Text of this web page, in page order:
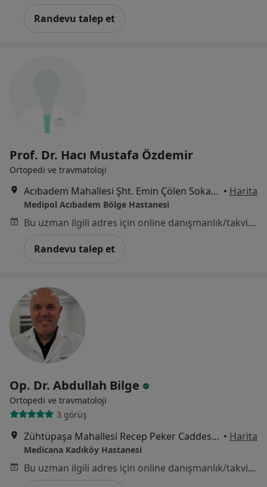
Randevu talep et
Prof. Dr. Hacı Mustafa Özdemir
Ortopedi ve travmatoloji
Acıbadem Mahallesi Şht. Emin Çölen Sokağı No:4, Kadıköy • Harita
Medipol Acıbadem Bölge Hastanesi
Bu uzman ilgili adres için online danışmanlık/takvim sunmuyor.
Randevu talep et
Op. Dr. Abdullah Bilge
Ortopedi ve travmatoloji
3 görüş
Zühtüpaşa Mahallesi Recep Peker Caddesi No:11, Kadıköy • Harita
Medicana Kadıköy Hastanesi
Bu uzman ilgili adres için online danışmanlık/takvim sunmuyor.